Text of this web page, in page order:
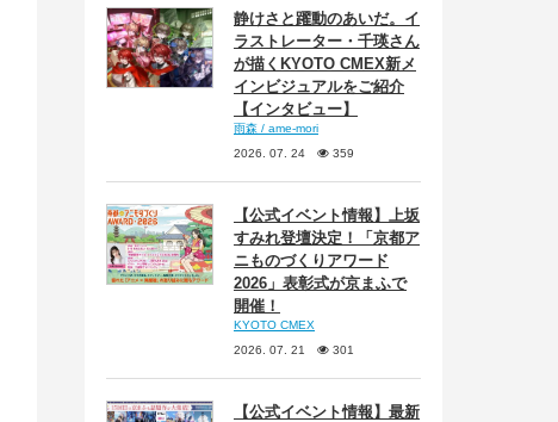
静けさと躍動のあいだ。イ
ラストレーター・千瑛さん
が描くKYOTO CMEX新メ
インビジュアルをご紹介
【インタビュー】
雨森 / ame-mori
2026. 07. 24
359
【公式イベント情報】上坂
すみれ登壇決定！「京都ア
ニものづくりアワード
2026」表彰式が京まふで
開催！
KYOTO CMEX
2026. 07. 21
301
【公式イベント情報】最新